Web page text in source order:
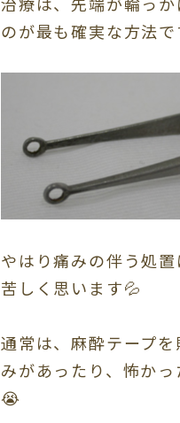
のが最も確実な方法で
やはり痛みの伴う処
苦しく思います💦
通常は、麻酔テープ
みがあったり、怖か
😭